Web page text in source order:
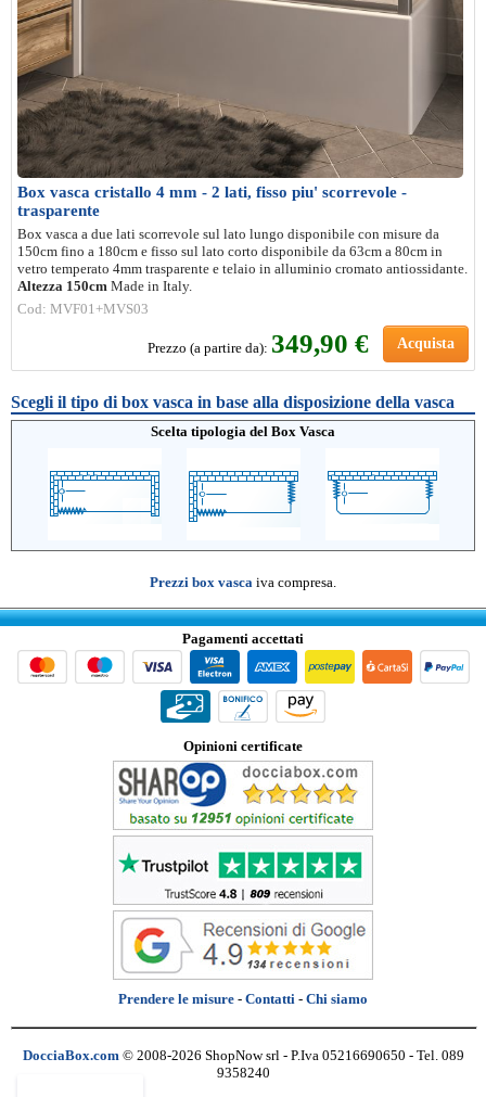
Box vasca cristallo 4 mm - 2 lati, fisso piu' scorrevole -
trasparente
Box vasca a due lati scorrevole sul lato lungo disponibile con misure da
150cm fino a 180cm e fisso sul lato corto disponibile da 63cm a 80cm in
vetro temperato 4mm trasparente e telaio in alluminio cromato antiossidante.
Altezza 150cm Made in Italy.
Cod: MVF01+MVS03
Prezzo (a partire da): 349,90 € Acquista
Scegli il tipo di box vasca in base alla disposizione della vasca
Scelta tipologia del Box Vasca
Prezzi box vasca iva compresa.
Pagamenti accettati
Opinioni certificate
Prendere le misure - Contatti - Chi siamo
DocciaBox.com © 2008-2026 ShopNow srl - P.Iva 05216690650 - Tel. 089
9358240